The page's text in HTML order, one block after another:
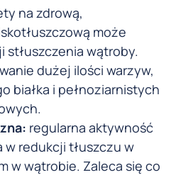
na zdrową,
może
stłuszczenia wątroby.
dużej ilości warzyw,
białka i pełnoziarnistych
regularna aktywność
redukcji tłuszczu w
w wątrobie. Zaleca się co